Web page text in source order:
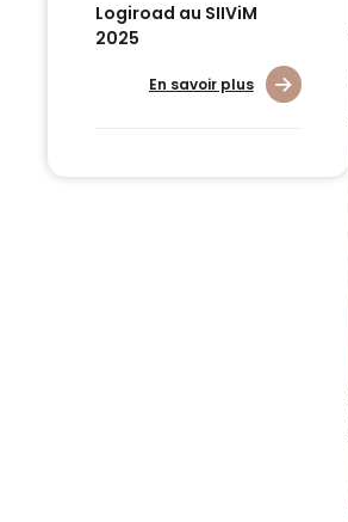
Logiroad au SIIViM
2025
En savoir plus